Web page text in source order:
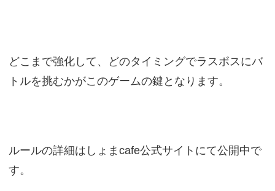
どこまで強化して、どのタイミングでラスボスにバ
トルを挑むかがこのゲームの鍵となります。
ルールの詳細はしょまcafe公式サイトにて公開中で
す。